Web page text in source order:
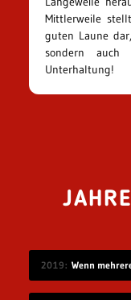
Mittlerweile
guten Laune
sondern auch
Unterhaltung!
2019 Wenn